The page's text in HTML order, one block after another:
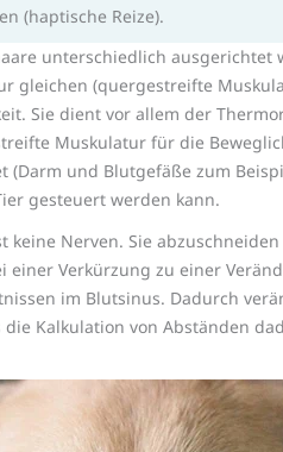
(haptische Reize).
unterschiedlich
gleichen (quergestreifte
Sie dient vor allem der
Muskulatur für die
und Blutgefäße zum
gesteuert werden kann.
Nerven. Sie
einer Verkürzung zu einer
im Blutsinus. Dadurch
Kalkulation von Abständen